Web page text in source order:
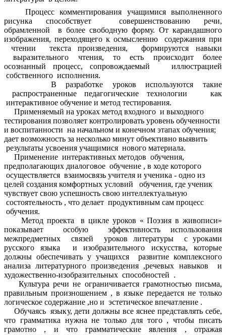
Процесс комментирования учащимися выполненного
рисунка способствует совершенствованию речи,
обрамленной в более свободную форму. От карандашного
изображения, переходящего к осмыслению содержания при
чтении текста произведения, формируются навыки
выразительного чтения, то есть происходит более
осознанный процесс, сопровождаемый иллюстрацией
собственного исполнения.
В разработке уроков используются такие
распространенные педагогические технологии как
интерактивное обучение и метод тестирования.
Применяемый на уроках метод входного и выходного
тестирования позволяет контролировать уровень обученности
и воспитанности на начальном и конечном этапах обучения;
дает возможность за несколько минут объективно выявить
результаты усвоения учащимися нового материала.
Применение интерактивных методов обучения,
предполагающих диалоговое обучение , в ходе которого
осуществляется взаимосвязь учителя и ученика - одно из
целей создания комфортных условий обучения, где ученик
чувствует свою успешность свою интеллектуальную
состоятельность , что делает продуктивным сам процесс
обучения.
Метод проекта в цикле уроков « Поэзия в живописи»
показывает особую эффективность использования
межпредметных связей уроков литературы с уроками
русского языка и изобразительного искусства, которые
должны обеспечивать у учащихся развитие комплексного
анализа литературного произведения ,речевых навыков и
художественно-изобразительных способностей .
Культура речи не ограничивается грамотностью письма,
правильным произношением , в языке передается не только
логическое содержание ,но и эстетическое впечатление .
Обучаясь языку, дети должны все яснее представлять себе,
что грамматика нужна не только для того , чтобы писать
грамотно , и что грамматические явления , отражая